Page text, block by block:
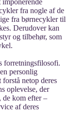
fra nogle af de
fra børnecykler til
Derudover kan
og tilbehør, som
forretningsfilosofi.
personlig
netop deres
oplevelse, der
de kom efter –
af deres